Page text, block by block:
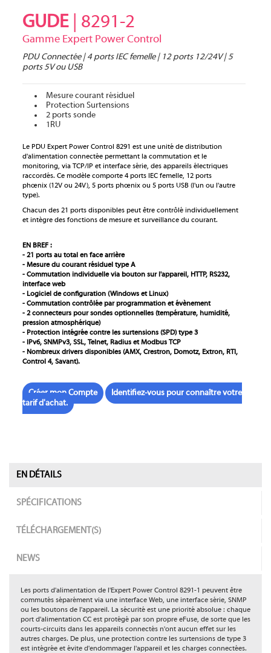
GUDE| 8291-2
Gamme Expert Power Control
PDU Connectée | 4 ports IEC femelle | 12 ports 12/24V | 5
ports 5V ou USB
Mesure courant résiduel
Protection Surtensions
2 ports sonde
1RU
Le PDU Expert Power Control 8291 est une unité de distribution
d'alimentation connectée permettant la commutation et le
monitoring, via TCP/IP et interface série, des appareils électriques
raccordés. Ce modèle comporte 4 ports IEC femelle, 12 ports
phœnix (12V ou 24V), 5 ports phœnix ou 5 ports USB (l'un ou l'autre
type).
Chacun des 21 ports disponibles peut être contrôlé individuellement
et intègre des fonctions de mesure et surveillance du courant.
EN BREF :
- 21 ports au total en face arrière
- Mesure du courant résiduel type A
- Commutation individuelle via bouton sur l'appareil, HTTP, RS232,
interface web
- Logiciel de configuration (Windows et Linux)
- Commutation contrôlée par programmation et évènement
- 2 connecteurs pour sondes optionnelles (température, humidité,
pression atmosphérique)
- Protection intégrée contre les surtensions (SPD) type 3
- IPv6, SNMPv3, SSL, Telnet, Radius et Modbus TCP
- Nombreux drivers disponibles (AMX, Crestron, Domotz, Extron, RTI,
Control 4, Savant).
Créer mon Compte
Identifiez-vous pour connaître votre
tarif d'achat.
EN DÉTAILS
SPÉCIFICATIONS
TÉLÉCHARGEMENT(S)
NEWS
Les ports d'alimentation de l'Expert Power Control 8291-1 peuvent être
commutés séparément via une interface Web, une interface série, SNMP
ou les boutons de l'appareil. La sécurité est une priorité absolue : chaque
port d'alimentation CC est protégé par son propre eFuse, de sorte que les
courts-circuits dans les appareils connectés n'ont aucun effet sur les
autres charges. De plus, une protection contre les surtensions de type 3
est intégrée et évite d'endommager l'appareil et les charges connectées.